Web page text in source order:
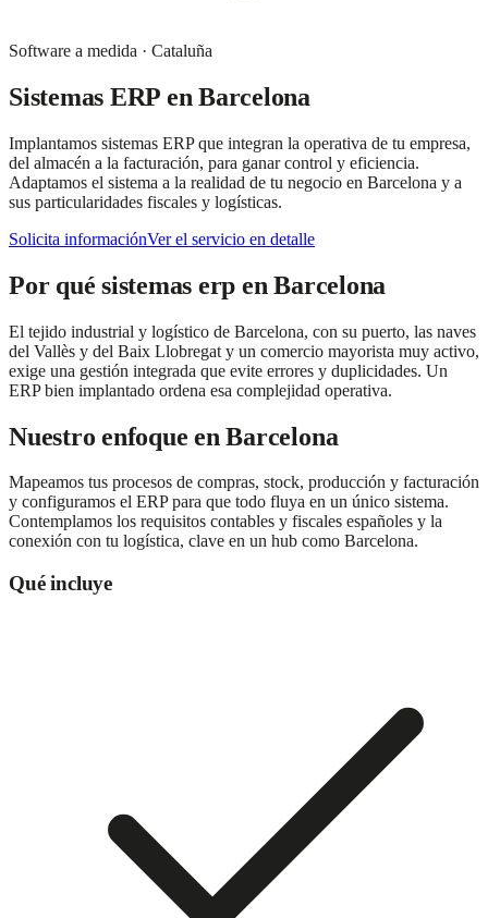
Software a medida · Cataluña
Sistemas ERP enBarcelona
Implantamos sistemas ERP que integran la operativa de tu empresa,
del almacén a la facturación, para ganar control y eficiencia.
Adaptamos el sistema a la realidad de tu negocio en Barcelona y a
sus particularidades fiscales y logísticas.
Solicita informaciónVer el servicio en detalle
Por quésistemas erp enBarcelona
El tejido industrial y logístico de Barcelona, con su puerto, las naves
del Vallès y del Baix Llobregat y un comercio mayorista muy activo,
exige una gestión integrada que evite errores y duplicidades. Un
ERP bien implantado ordena esa complejidad operativa.
Nuestro enfoque enBarcelona
Mapeamos tus procesos de compras, stock, producción y facturación
y configuramos el ERP para que todo fluya en un único sistema.
Contemplamos los requisitos contables y fiscales españoles y la
conexión con tu logística, clave en un hub como Barcelona.
Qué incluye